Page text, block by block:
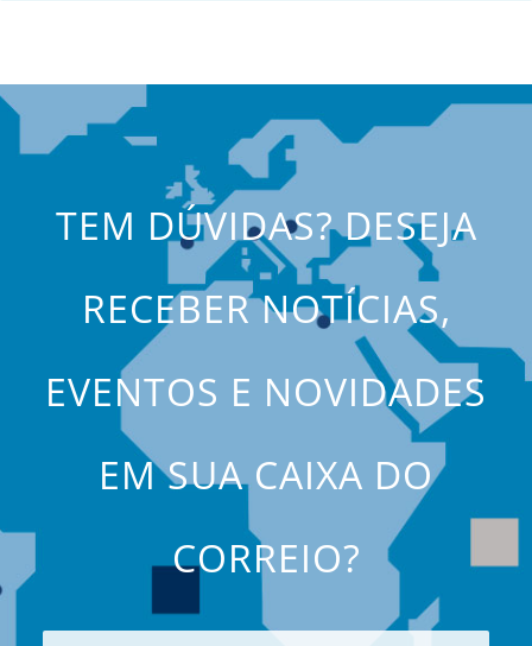
TEM DÚVIDAS? DESEJA
RECEBER NOTÍCIAS,
EVENTOS E NOVIDADES
EM SUA CAIXA DO
CORREIO?